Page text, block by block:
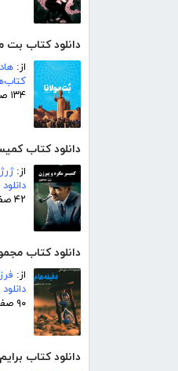
دانلود کتاب بت
از:
۱۳۴ صفحه
دانلود کتاب
از:
۴۲ صفحه
دانلود کتاب
از:
۹۰ صفحه
دانلود کتاب